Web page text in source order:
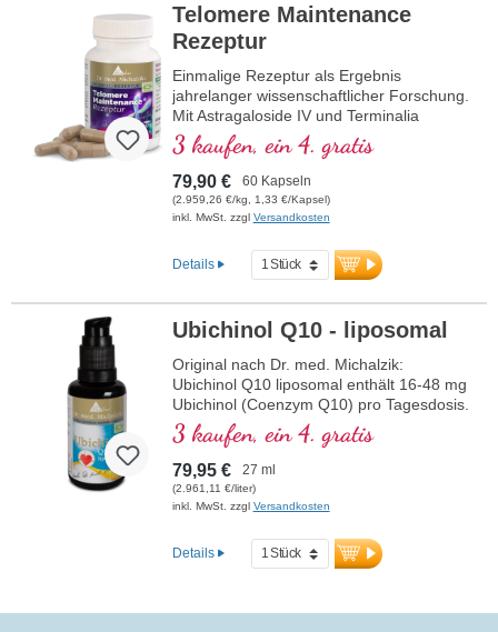
Telomere Maintenance
Rezeptur
Einmalige Rezeptur als Ergebnis
jahrelanger wissenschaftlicher Forschung.
Mit Astragaloside IV und Terminalia
chebula und Vitamin D, welches eine
Funktion bei der Zellteilung hat.
3 kaufen, ein 4. gratis
79,90 € 60 Kapseln
(2.959,26 €/kg, 1,33 €/Kapsel)
inkl. MwSt. zzgl Versandkosten
Details
Ubichinol Q10 - liposomal
Original nach Dr. med. Michalzik:
Ubichinol Q10 liposomal enthält 16-48 mg
Ubichinol (Coenzym Q10) pro Tagesdosis.
Dieses hochwertige
Nahrungsergänzungsmittel ist frei von
Zusatzstoffen und wird in Deutschland
hergestellt. Die Versiegelung ist
aluminiumfrei.
Q10 - liposomal
3 kaufen, ein 4. gratis
79,95 € 27 ml
(2.961,11 €/liter)
inkl. MwSt. zzgl Versandkosten
Details